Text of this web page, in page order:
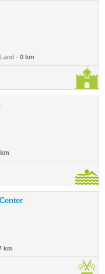
- 0 km
km